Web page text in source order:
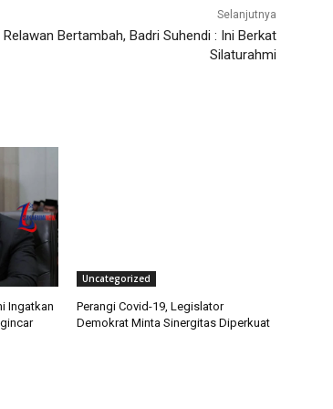
Selanjutnya
Relawan Bertambah, Badri Suhendi : Ini Berkat
Silaturahmi
Ingatkan
Uncategorized
Perangi Covid-19, Legislator
Demokrat Minta Sinergitas Diperkuat